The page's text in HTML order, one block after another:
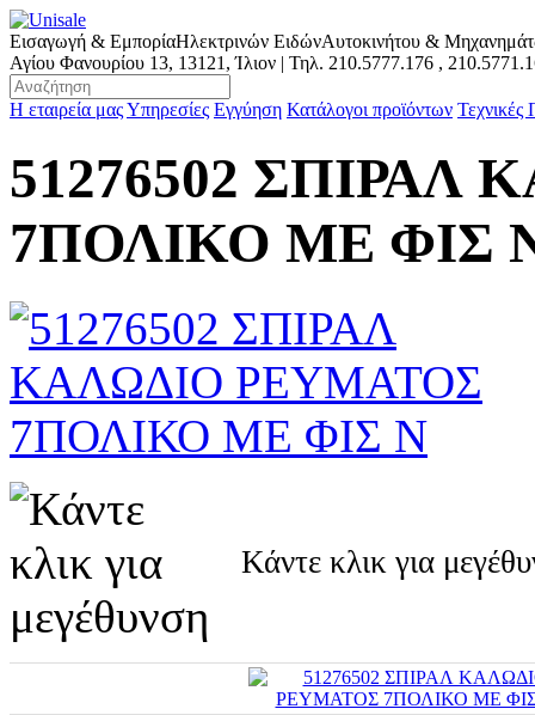
Εισαγωγή & ΕμπορίαΗλεκτρινών ΕιδώνΑυτοκινήτου &
Αγίου Φανουρίου 13, 13121, Ίλιον | Τηλ. 210.5777.176 ,
Η εταιρεία μαςΥπηρεσίες Εγγύηση Κατάλογοι προϊόντων Τεχνικές
51276502
7ΠΟΛΙΚΟ ΜΕ ΦΙΣ
Κάντε κλικ για